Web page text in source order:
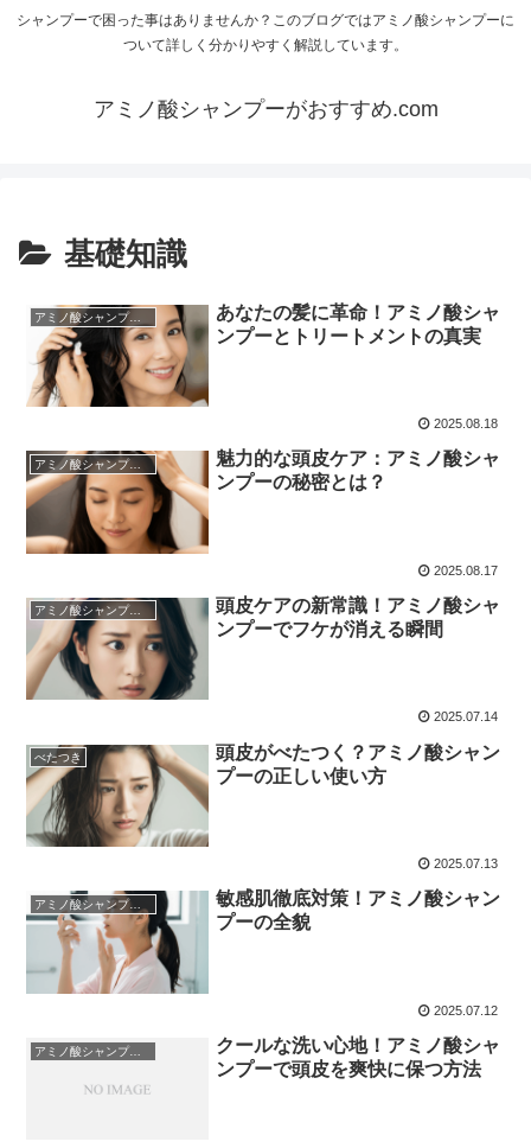
シャンプーで困った事はありませんか？このブログではアミノ酸シャンプーに
ついて詳しく分かりやすく解説しています。
アミノ酸シャンプーがおすすめ.com
基礎知識
アミノ酸シャンプーについて
あなたの髪に革命！アミノ酸シャ
ンプーとトリートメントの真実
2025.08.18
アミノ酸シャンプーについて
魅力的な頭皮ケア：アミノ酸シャ
ンプーの秘密とは？
2025.08.17
アミノ酸シャンプーについて
頭皮ケアの新常識！アミノ酸シャ
ンプーでフケが消える瞬間
2025.07.14
べたつき
頭皮がべたつく？アミノ酸シャン
プーの正しい使い方
2025.07.13
アミノ酸シャンプーについて
敏感肌徹底対策！アミノ酸シャン
プーの全貌
2025.07.12
アミノ酸シャンプーについて
クールな洗い心地！アミノ酸シャ
ンプーで頭皮を爽快に保つ方法